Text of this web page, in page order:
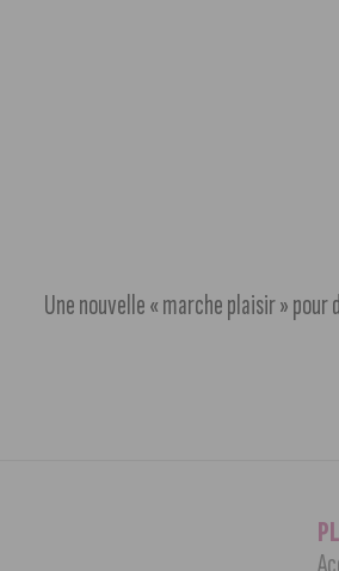
Une nouvelle « marche plaisir » pour